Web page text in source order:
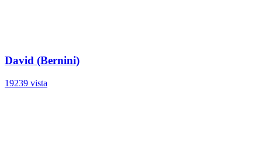
David (Bernini)
19239 vista